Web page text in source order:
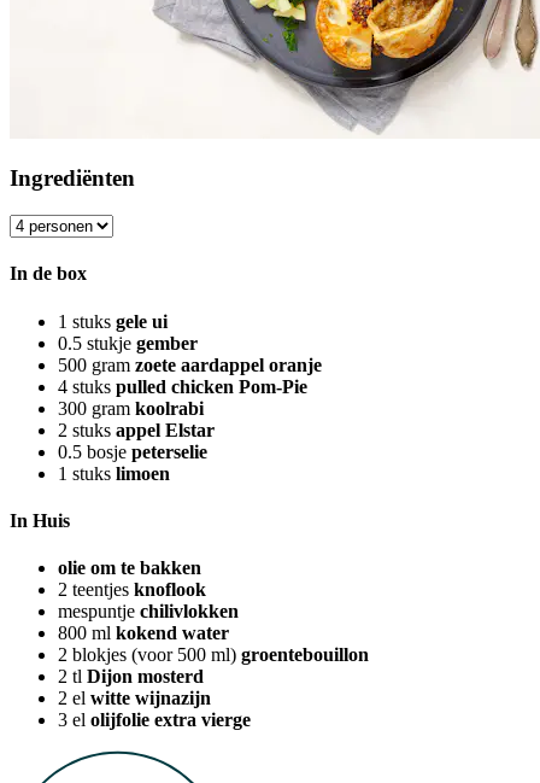
Ingrediënten
In de box
1 stuks gele ui
0.5 stukje gember
500 gram zoete aardappel oranje
4 stuks pulled chicken Pom-Pie
300 gram koolrabi
2 stuks appel Elstar
0.5 bosje peterselie
1 stuks limoen
In Huis
olie om te bakken
2 teentjes knoflook
mespuntje chilivlokken
800 ml kokend water
2 blokjes (voor 500 ml) groentebouillon
2 tl Dijon mosterd
2 el witte wijnazijn
3 el olijfolie extra vierge